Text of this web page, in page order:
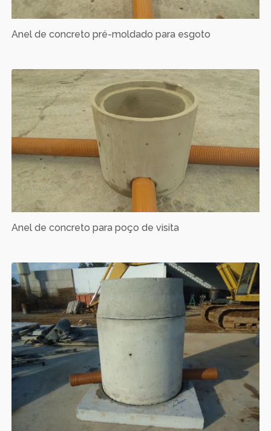
Anel de concreto pré-moldado para esgoto
Anel de concreto para poço de visita